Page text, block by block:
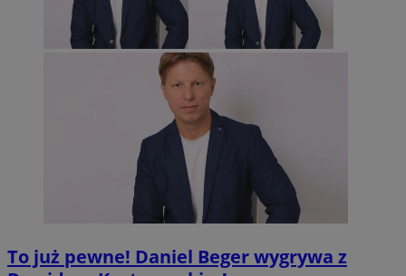
To już pewne! Daniel Beger wygrywa z